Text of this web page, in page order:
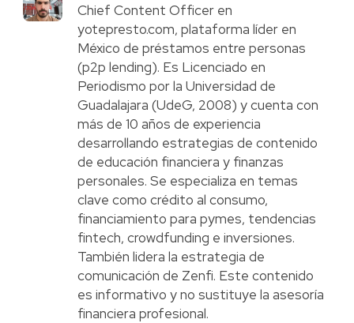
Chief Content Officer en
yotepresto.com, plataforma líder en
México de préstamos entre personas
(p2p lending). Es Licenciado en
Periodismo por la Universidad de
Guadalajara (UdeG, 2008) y cuenta con
más de 10 años de experiencia
desarrollando estrategias de contenido
de educación financiera y finanzas
personales. Se especializa en temas
clave como crédito al consumo,
financiamiento para pymes, tendencias
fintech, crowdfunding e inversiones.
También lidera la estrategia de
comunicación de Zenfi. Este contenido
es informativo y no sustituye la asesoría
financiera profesional.